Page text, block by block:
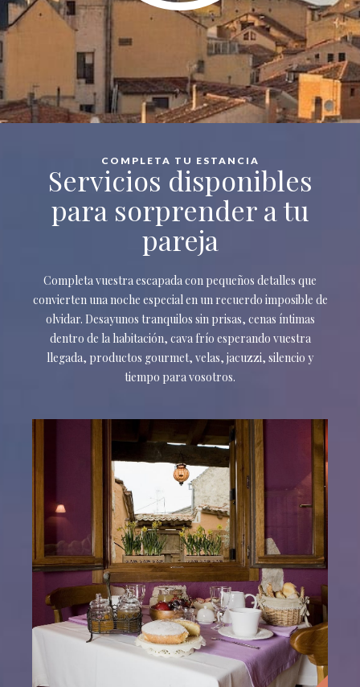
COMPLETA TU ESTANCIA
Servicios disponibles
para sorprender a tu
pareja
Completa vuestra escapada con pequeños detalles que
convierten una noche especial en un recuerdo imposible de
olvidar. Desayunos tranquilos sin prisas, cenas íntimas
dentro de la habitación, cava frío esperando vuestra
llegada, productos gourmet, velas, jacuzzi, silencio y
tiempo para vosotros.